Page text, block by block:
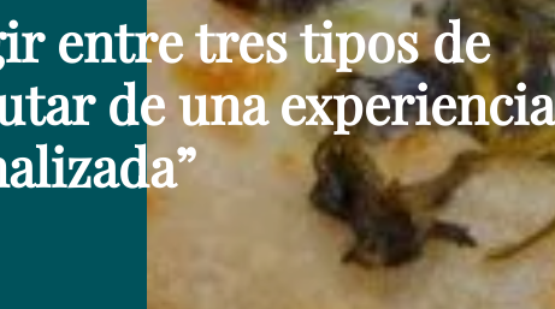
entre tres tipos de
de una experiencia